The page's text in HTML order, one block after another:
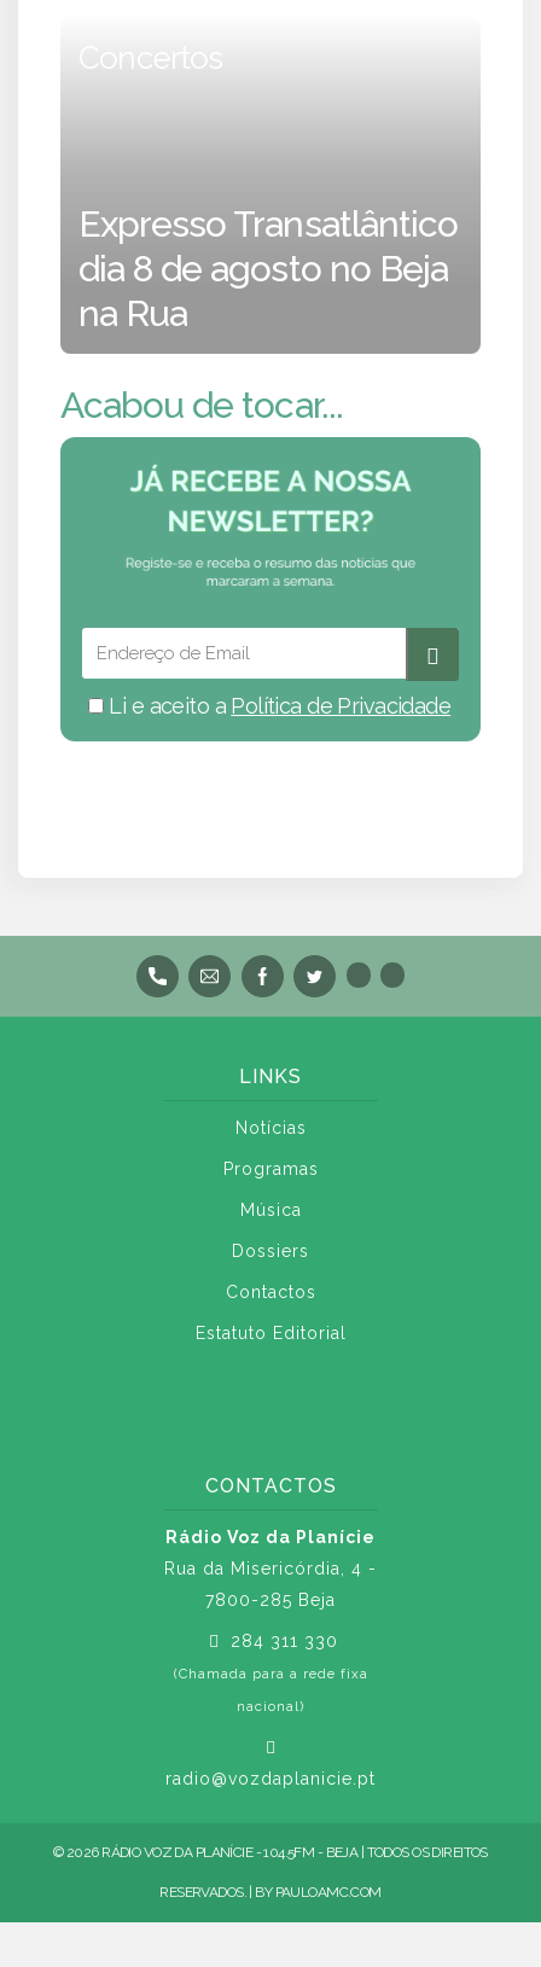
Concertos
Expresso Transatlântico
dia 8 de agosto no Beja
na Rua
Acabou de tocar...
Li e aceito a Política de Privacidade
LINKS
Notícias
Programas
Música
Dossiers
Contactos
Estatuto Editorial
CONTACTOS
Rádio Voz da Planície
Rua da Misericórdia, 4 -
7800-285 Beja
284 311 330
(Chamada para a rede fixa
nacional)
radio@vozdaplanicie.pt
© 2026 RÁDIO VOZ DA PLANÍCIE - 104.5FM - BEJA | TODOS OS DIREITOS
RESERVADOS. | BY PAULOAMC.COM